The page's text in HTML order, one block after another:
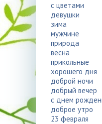
с цветами
девушки
зима
мужчине
природа
весна
прикольные
хорошего дня
доброй ночи
добрый вечер
с днем
доброе утро
23 февраля